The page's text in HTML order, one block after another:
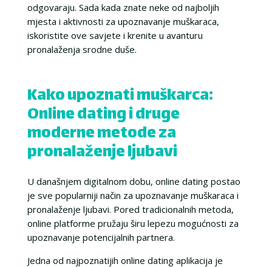
odgovaraju. Sada kada znate neke od najboljih
mjesta i aktivnosti za upoznavanje muškaraca,
iskoristite ove savjete i krenite u avanturu
pronalaženja srodne duše.
Kako upoznati muškarca:
Online dating i druge
moderne metode za
pronalaženje ljubavi
U današnjem digitalnom dobu, online dating postao
je sve popularniji način za upoznavanje muškaraca i
pronalaženje ljubavi. Pored tradicionalnih metoda,
online platforme pružaju širu lepezu mogućnosti za
upoznavanje potencijalnih partnera.
Jedna od najpoznatijih online dating aplikacija je